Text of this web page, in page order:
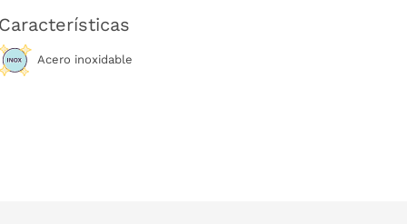
Características
Acero inoxidable